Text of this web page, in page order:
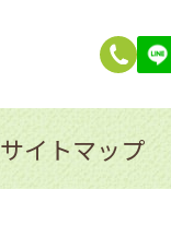
サイトマップ